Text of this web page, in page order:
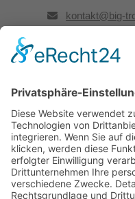
kontakt@big-
Rechtliches
Kontakt
Impressum
Datenschutz